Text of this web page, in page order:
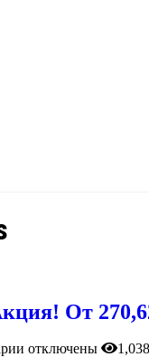
От
отключены 1,038